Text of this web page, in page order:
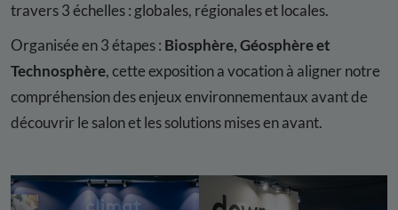
travers 3 échelles : globales, régionales et locales.
Organisée en 3 étapes : Biosphère, Géosphère et
Technosphère, cette exposition a vocation à aligner notre
compréhension des enjeux environnementaux avant de
découvrir le salon et les solutions mises en avant.